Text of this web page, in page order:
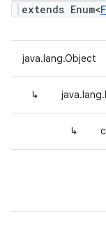
extends Enum<
java.lang.Object
↳
↳